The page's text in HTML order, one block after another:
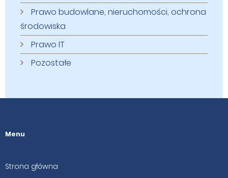
Prawo budowlane, nieruchomości, ochrona
środowiska
Prawo IT
Pozostałe
Menu
Strona główna